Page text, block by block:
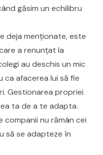
găsim un echilibru
deja menționate, este
a renunțat la
au deschis un mic
ca afacerea lui să fie
Gestionarea propriei
ta de a te adapta.
nu rămân cei
să se adapteze în